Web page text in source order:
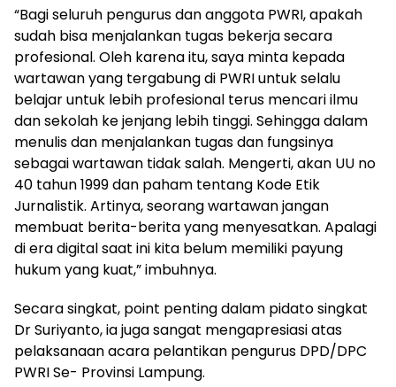
“Bagi seluruh pengurus dan anggota PWRI, apakah
sudah bisa menjalankan tugas bekerja secara
profesional. Oleh karena itu, saya minta kepada
wartawan yang tergabung di PWRI untuk selalu
belajar untuk lebih profesional terus mencari ilmu
dan sekolah ke jenjang lebih tinggi. Sehingga dalam
menulis dan menjalankan tugas dan fungsinya
sebagai wartawan tidak salah. Mengerti, akan UU no
40 tahun 1999 dan paham tentang Kode Etik
Jurnalistik. Artinya, seorang wartawan jangan
membuat berita-berita yang menyesatkan. Apalagi
di era digital saat ini kita belum memiliki payung
hukum yang kuat,” imbuhnya.
Secara singkat, point penting dalam pidato singkat
Dr Suriyanto, ia juga sangat mengapresiasi atas
pelaksanaan acara pelantikan pengurus DPD/DPC
PWRI Se- Provinsi Lampung.